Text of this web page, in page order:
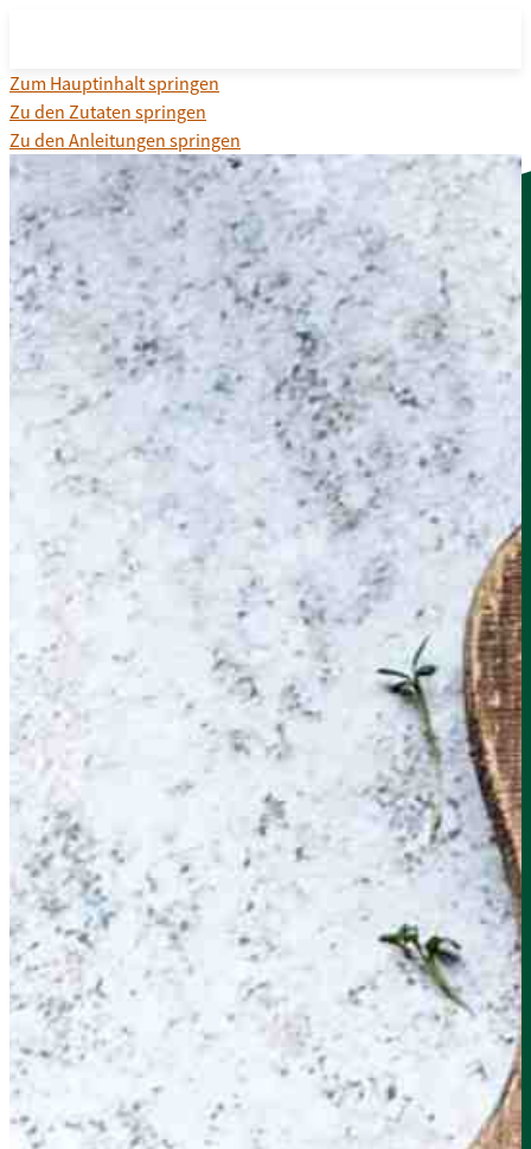
Zum Hauptinhalt springen
Zu den Zutaten springen
Zu den Anleitungen springen